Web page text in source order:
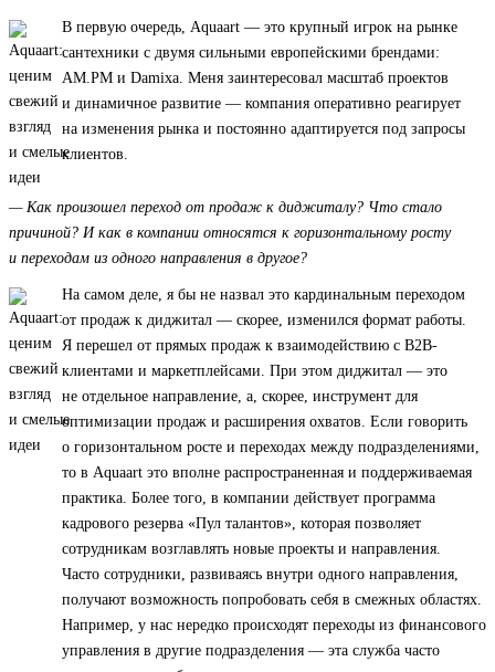
В первую очередь, Aquaart — это крупный игрок на рынке
сантехники с двумя сильными европейскими брендами:
AM.PM и Damixa. Меня заинтересовал масштаб проектов
и динамичное развитие — компания оперативно реагирует
на изменения рынка и постоянно адаптируется под запросы
клиентов.
— Как произошел переход от продаж к диджиталу? Что стало
причиной? И как в компании относятся к горизонтальному росту
и переходам из одного направления в другое?
На самом деле, я бы не назвал это кардинальным переходом
от продаж к диджитал — скорее, изменился формат работы.
Я перешел от прямых продаж к взаимодействию с B2B-
клиентами и маркетплейсами. При этом диджитал — это
не отдельное направление, а, скорее, инструмент для
оптимизации продаж и расширения охватов. Если говорить
о горизонтальном росте и переходах между подразделениями,
то в Aquaart это вполне распространенная и поддерживаемая
практика. Более того, в компании действует программа
кадрового резерва «Пул талантов», которая позволяет
сотрудникам возглавлять новые проекты и направления.
Часто сотрудники, развиваясь внутри одного направления,
получают возможность попробовать себя в смежных областях.
Например, у нас нередко происходят переходы из финансового
управления в другие подразделения — эта служба часто